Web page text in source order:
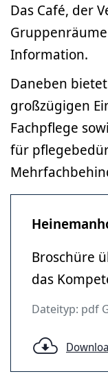
Das Café, der
Information.
Daneben
großzügigen
Fachpflege
für
Broschüre
das
Dateityp: pdf